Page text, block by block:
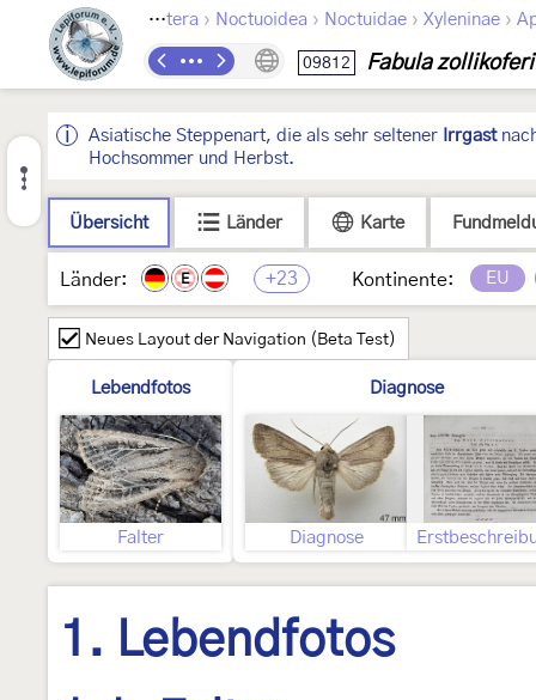
Lepidoptera › Noctuoidea › Noctuidae › Xyleninae ›
09812 Fabula zollikoferi
Asiatische Steppenart, die als sehr seltener Irrgast
Hochsommer und Herbst.
Übersicht Länder Karte
Länder: E +23 Kontinente: EU
Neues Layout der Navigation (Beta Test)
Lebendfotos
Falter
Diagnose
Diagnose
1. Lebendfotos